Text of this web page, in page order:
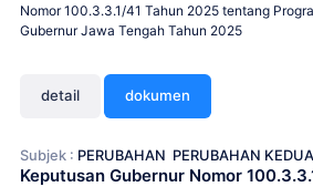
Nomor 100.3.3.1/41 Tahun 2025 tentang
Gubernur Jawa Tengah Tahun 2025
detail dokumen
Subjek : PERUBAHAN PERUBAHAN KEDUA
Keputusan Gubernur Nomor